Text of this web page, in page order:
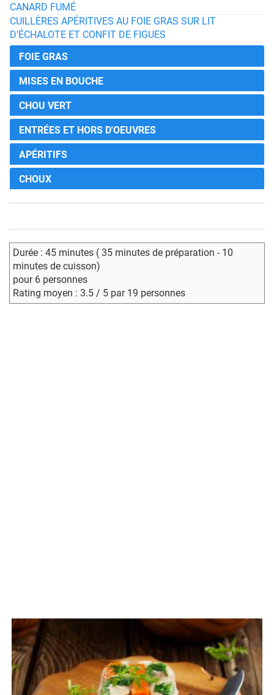
CANARD FUMÉ
CUILLÈRES APÉRITIVES AU FOIE GRAS SUR LIT
D'ÉCHALOTE ET CONFIT DE FIGUES
FOIE GRAS
MISES EN BOUCHE
CHOU VERT
ENTRÉES ET HORS D'OEUVRES
APÉRITIFS
CHOUX
Durée : 45 minutes ( 35 minutes de préparation - 10
minutes de cuisson)
pour 6 personnes
Rating moyen : 3.5 / 5 par 19 personnes